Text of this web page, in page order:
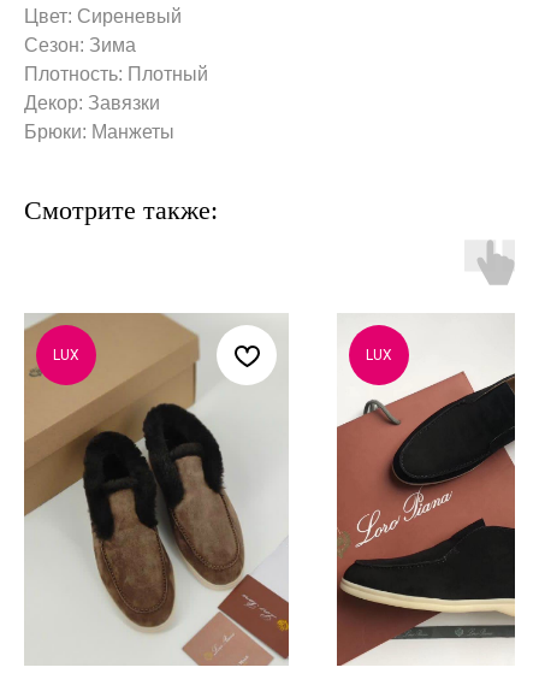
Цвет: Сиреневый
Сезон: Зима
Плотность: Плотный
Декор: Завязки
Брюки: Манжеты
Смотрите также:
LUX LUX